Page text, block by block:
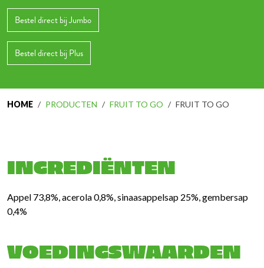
Bestel direct bij Jumbo
Bestel direct bij Plus
HOME PRODUCTEN FRUIT TO GO FRUIT TO GO
INGREDIËNTEN
Appel 73,8%, acerola 0,8%, sinaasappelsap 25%, gembersap
0,4%
VOEDINGSWAARDEN